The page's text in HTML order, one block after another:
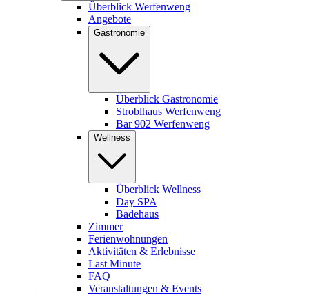
Überblick Werfenweng
Angebote
Gastronomie
Überblick Gastronomie
Stroblhaus Werfenweng
Bar 902 Werfenweng
Wellness
Überblick Wellness
Day SPA
Badehaus
Zimmer
Ferienwohnungen
Aktivitäten & Erlebnisse
Last Minute
FAQ
Veranstaltungen & Events